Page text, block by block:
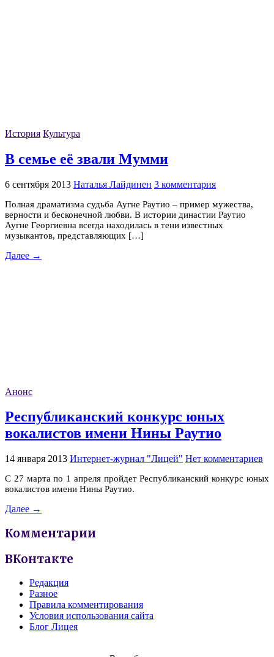
История Культура
В семье её звали Мумми
6 сентября 2013 Наталья Лайдинен 3 комментария
Полная драматизма судьба Аугне Раутио – пример мужества,
верности и бесконечной любви. В истории династии Раутио
Аугне Георгиевна всегда находилась в тени известных
музыкантов, представляющих […]
Далее →
Анонс
Республиканский конкурс юных
вокалистов имени Нины Раутио
14 января 2013 Интернет-журнал "Лицей" Нет комментариев
С 27 марта по 1 апреля пройдет Республиканский конкурс юных
вокалистов имени Нины Раутио.
Далее →
Комментарии
ВКонтакте
Редакция
Разное
Правила комментирования
Условия использования сайта
Блог Лицея